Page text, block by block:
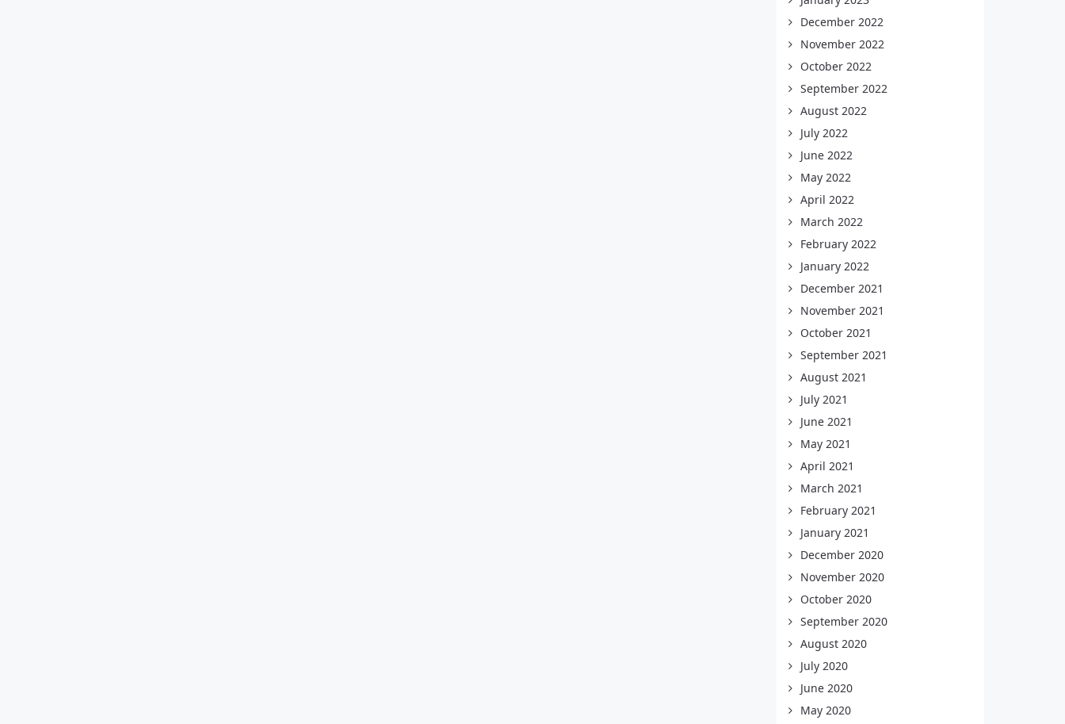
December 2022
November 2022
October 2022
September 2022
August 2022
July 2022
June 2022
May 2022
April 2022
March 2022
February 2022
January 2022
December 2021
November 2021
October 2021
September 2021
August 2021
July 2021
June 2021
May 2021
April 2021
March 2021
February 2021
January 2021
December 2020
November 2020
October 2020
September 2020
August 2020
July 2020
June 2020
May 2020